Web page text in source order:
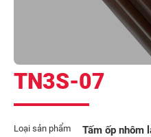
TN3S-07
Loại sản phẩm Tấm ốp nhôm